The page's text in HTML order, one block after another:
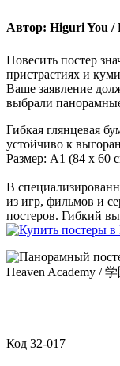
Автор: Higuri You /
Повесить постер
пристрастиях и
Ваше заявление
выбрали
Гибкая глянцевая
устойчиво к
Размер: А1 (84 х 60
В
из игр, фильмов и
постеров. Гибкий
Код 32-017